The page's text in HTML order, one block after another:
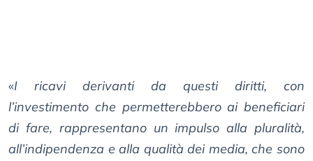
«I ricavi derivanti da questi diritti, con
l’investimento che permetterebbero ai beneficiari
di fare, rappresentano un impulso alla pluralità,
all’indipendenza e alla qualità dei media, che sono